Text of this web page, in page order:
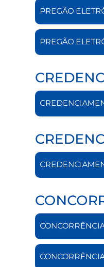
PREGÃO
PREGÃO